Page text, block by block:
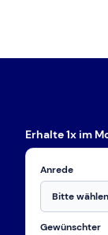
Erhalte 1x im
Anrede
Gewünschter